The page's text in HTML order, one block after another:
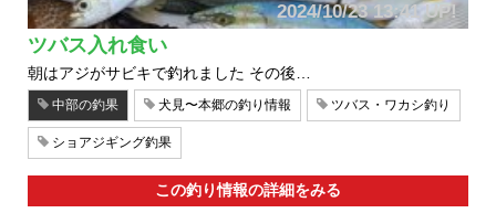
2024/10/23 13:41 UP!
ツバス入れ食い
朝はアジがサビキで釣れました その後…
中部の釣果 犬見〜本郷の釣り情報 ツバス・ワカシ釣り
ショアジギング釣果
この釣り情報の詳細をみる